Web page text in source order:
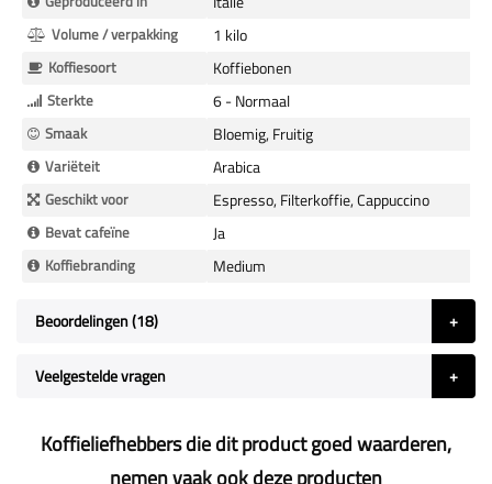
Volume / verpakking 1 kilo
Koffiesoort Koffiebonen
Sterkte 6 - Normaal
Smaak Bloemig, Fruitig
Variëteit Arabica
Geschikt voor Espresso, Filterkoffie, Cappuccino
Bevat cafeïne Ja
Koffiebranding Medium
Beoordelingen 18
Veelgestelde vragen
Koffieliefhebbers die dit product goed waarderen,
nemen vaak ook deze producten